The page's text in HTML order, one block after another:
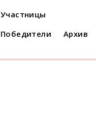
Участницы
Победители
Архив